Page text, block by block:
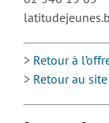
> Retour à
> Retour au